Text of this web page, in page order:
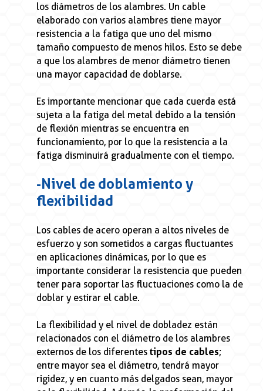
los diámetros de los alambres. Un cable
elaborado con varios alambres tiene mayor
resistencia a la fatiga que uno del mismo
tamaño compuesto de menos hilos. Esto se debe
a que los alambres de menor diámetro tienen
una mayor capacidad de doblarse.
Es importante mencionar que cada cuerda está
sujeta a la fatiga del metal debido a la tensión
de flexión mientras se encuentra en
funcionamiento, por lo que la resistencia a la
fatiga disminuirá gradualmente con el tiempo.
- Nivel de doblamiento y
flexibilidad
Los cables de acero operan a altos niveles de
esfuerzo y son sometidos a cargas fluctuantes
en aplicaciones dinámicas, por lo que es
importante considerar la resistencia que pueden
tener para soportar las fluctuaciones como la de
doblar y estirar el cable.
La flexibilidad y el nivel de dobladez están
relacionados con el diámetro de los alambres
externos de los diferentestipos de cables;
entre mayor sea el diámetro, tendrá mayor
rigidez, y en cuanto más delgados sean, mayor